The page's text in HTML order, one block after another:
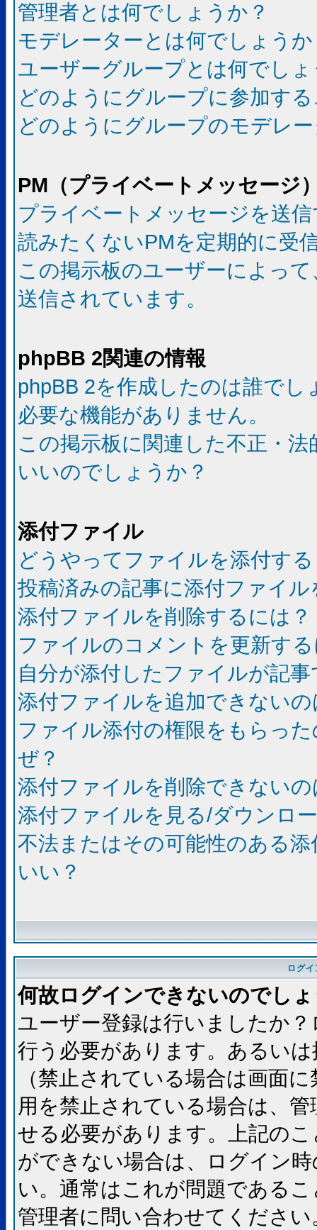
管理者とは何でしょうか？
モデレーターとは何でしょうか
ユーザーグループとは何でし
どのようにグループに参加す
どのようにグループのモデレ
PM（プライベートメッセージ
プライベートメッセージを送
読みたくないPMを定期的に受
この掲示板のユーザーによっ
送信されています。
phpBB 2関連の情報
phpBB 2を作成したのは誰でし
必要な機能がありません。
この掲示板に関連した不正・
いいのでしょうか？
添付ファイル
どうやってファイルを添付す
投稿済みの記事に添付ファイ
添付ファイルを削除するには？
ファイルのコメントを更新す
自分が添付したファイルが記
添付ファイルを追加できない
ファイル添付の権限をもらっ
ぜ？
添付ファイルを削除できない
添付ファイルを見る/ダウンロ
不法またはその可能性のある
いい？
ログ
何故ログインできないのでし
ユーザー登録は行いましたか
行う必要があります。あるい
（禁止されている場合は画面
用を禁止されている場合は、
せる必要があります。上記の
ができない場合は、ログイン
い。通常はこれが問題である
管理者に問い合わせてください